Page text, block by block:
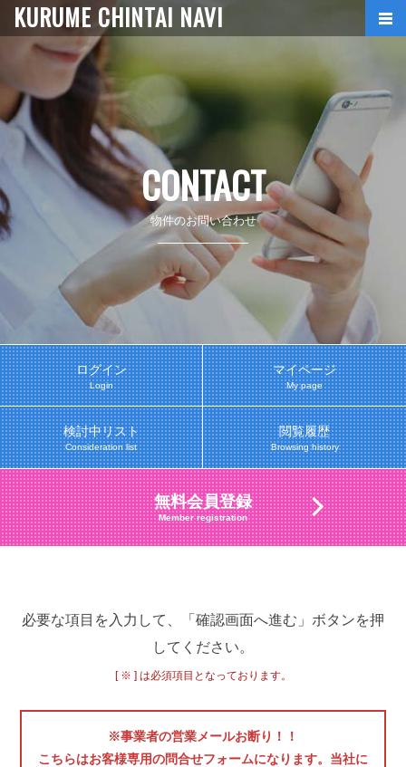
KURUME CHINTAI NAVI
CONTACT
物件のお問い合わせ
ログイン
Login
マイページ
My page
検討中リスト
Consideration list
閲覧履歴
Browsing history
無料会員登録
Member registration
必要な項目を入力して、「確認画面へ進む」ボタンを押
してください。
[ ※ ] は必須項目となっております。
※事業者の営業メールお断り！！
こちらはお客様専用の問合せフォームになります。当社に